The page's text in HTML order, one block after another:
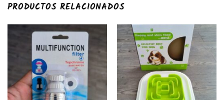
PRODUCTOS RELACIONADOS